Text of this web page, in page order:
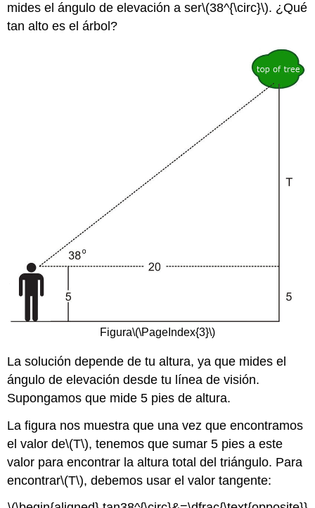
mides el ángulo de elevación a ser\(38^{\circ}\). ¿Qué
tan alto es el árbol?
Figura\(\PageIndex{3}\)
La solución depende de tu altura, ya que mides el
ángulo de elevación desde tu línea de visión.
Supongamos que mide 5 pies de altura.
La figura nos muestra que una vez que encontramos
el valor de\(T\), tenemos que sumar 5 pies a este
valor para encontrar la altura total del triángulo. Para
encontrar\(T\), debemos usar el valor tangente: